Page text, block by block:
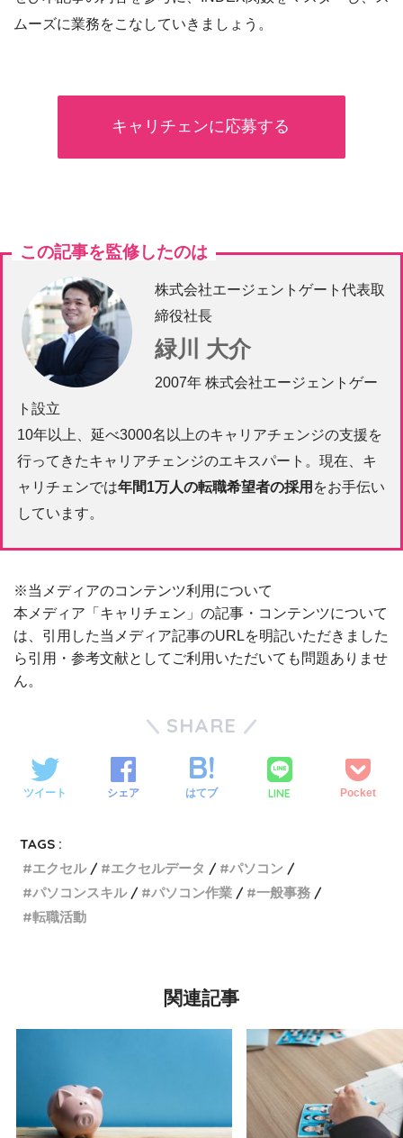
ムーズに業務をこなしていきましょう。
キャリチェンに応募する
この記事を監修したのは
株式会社エージェントゲート代表取
締役社長
緑川 大介
2007年 株式会社エージェントゲー
ト設立
10年以上、延べ3000名以上のキャリアチェンジの支援を
行ってきたキャリアチェンジのエキスパート。現在、キ
ャリチェンでは年間1万人の転職希望者の採用 をお手伝い
しています。
※当メディアのコンテンツ利用について
本メディア「キャリチェン」の記事・コンテンツについて
は、引用した当メディア記事のURLを明記いただきました
ら引用・参考文献としてご利用いただいても問題ありませ
ん。
SHARE
ツイート シェア はてブ LINE Pocket
TAGS :
エクセル
エクセルデータ
パソコン
パソコンスキル
パソコン作業
一般事務
転職活動
関連記事